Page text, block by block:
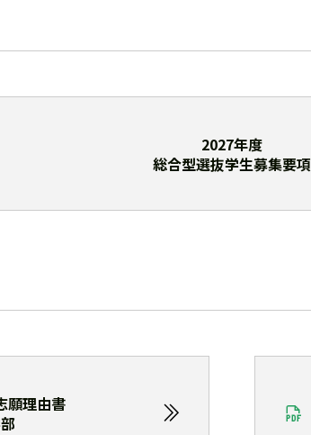
2027年度
総合型選抜学生募集要項
願理由書